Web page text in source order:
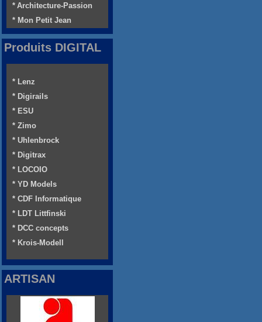
* Architecture-Passion
* Mon Petit Jean
Produits DIGITAL
* Lenz
* Digirails
* ESU
* Zimo
* Uhlenbrock
* Digitrax
* LOCOIO
* YD Models
* CDF Informatique
* LDT Littfinski
* DCC concepts
* Krois-Modell
ARTISAN